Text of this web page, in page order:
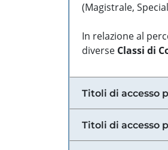
(Magistrale,
In relazione al
diverse Classi di
Titoli di accesso
Titoli di accesso